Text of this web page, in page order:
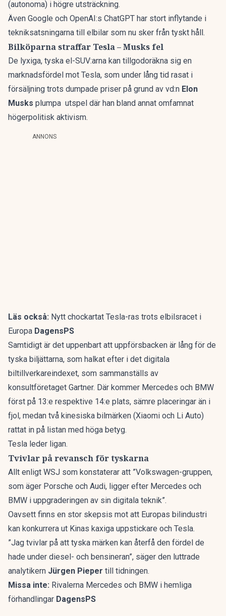
(autonoma) i högre utsträckning.
Även Google och OpenAI:s ChatGPT har stort inflytande i
tekniksatsningarna till elbilar som nu sker från tyskt håll.
Bilköparna straffar Tesla – Musks fel
De lyxiga, tyska el-SUV:arna kan tillgodoräkna sig en
marknadsfördel mot Tesla, som under lång tid rasat i
försäljning trots dumpade priser på grund av vd:n Elon
Musks plumpa utspel där han bland annat omfamnat
högerpolitisk aktivism.
ANNONS
Läs också: Nytt chockartat Tesla-ras trots elbilsracet i
Europa DagensPS
Samtidigt är det uppenbart att uppförsbacken är lång för de
tyska biljättarna, som halkat efter i det digitala
biltillverkareindexet, som sammanställs av
konsultföretaget Gartner. Där kommer Mercedes och BMW
först på 13:e respektive 14:e plats, sämre placeringar än i
fjol, medan två kinesiska bilmärken (Xiaomi och Li Auto)
rattat in på listan med höga betyg.
Tesla leder ligan.
Tvivlar på revansch för tyskarna
Allt enligt WSJ som konstaterar att ”Volkswagen-gruppen,
som äger Porsche och Audi, ligger efter Mercedes och
BMW i uppgraderingen av sin digitala teknik”.
Oavsett finns en stor skepsis mot att Europas bilindustri
kan konkurrera ut Kinas kaxiga uppstickare och Tesla.
”Jag tvivlar på att tyska märken kan återfå den fördel de
hade under diesel- och bensineran”, säger den luttrade
analytikern Jürgen Pieper till tidningen.
Missa inte: Rivalerna Mercedes och BMW i hemliga
förhandlingar DagensPS